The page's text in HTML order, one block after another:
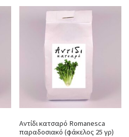
Αντίδι κατσαρό Romanesca
παραδοσιακό (φάκελος 25 γρ)